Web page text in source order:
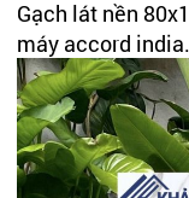
Gạch lát nền
máy accord india.